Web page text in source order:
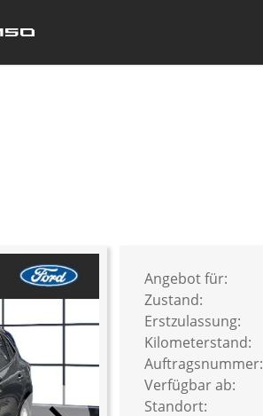
Angebot für:
Zustand:
Erstzulassung:
Kilometerstand:
Auftragsnummer:
Verfügbar ab:
Standort: